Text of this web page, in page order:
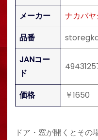
メーカー
ナカバヤ
品番
JANコー
ド
価格 ￥1650
ドア・窓が開くとその